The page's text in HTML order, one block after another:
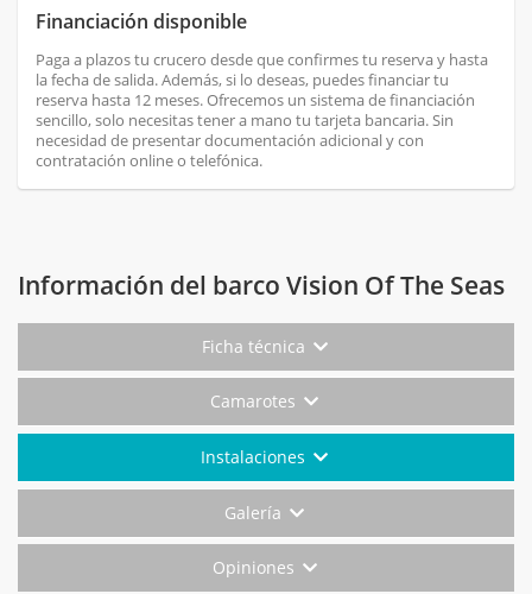
Financiación disponible
Paga a plazos tu crucero desde que confirmes tu reserva y hasta
la fecha de salida. Además, si lo deseas, puedes financiar tu
reserva hasta 12 meses. Ofrecemos un sistema de financiación
sencillo, solo necesitas tener a mano tu tarjeta bancaria. Sin
necesidad de presentar documentación adicional y con
contratación online o telefónica.
Información del barco Vision Of The Seas
Ficha técnica
Camarotes
Instalaciones
Galería
Opiniones